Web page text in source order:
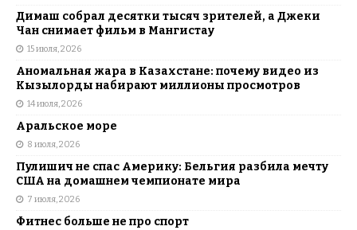
Димаш собрал десятки тысяч зрителей, а Джеки
Чан снимает фильм в Мангистау
15 июля, 2026
Аномальная жара в Казахстане: почему видео из
Кызылорды набирают миллионы просмотров
14 июля, 2026
Аральское море
8 июля, 2026
Пулишич не спас Америку: Бельгия разбила мечту
США на домашнем чемпионате мира
7 июля, 2026
Фитнес больше не про спорт